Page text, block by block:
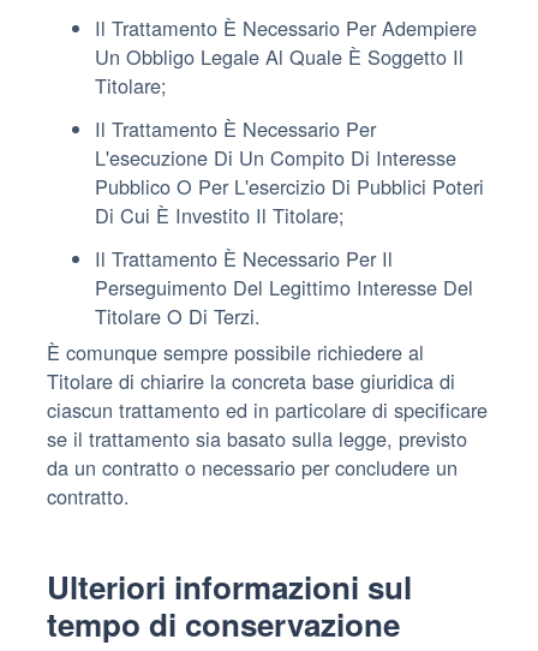
Il Trattamento È Necessario Per Adempiere
Un Obbligo Legale Al Quale È Soggetto Il
Titolare;
Il Trattamento È Necessario Per
L'esecuzione Di Un Compito Di Interesse
Pubblico O Per L'esercizio Di Pubblici Poteri
Di Cui È Investito Il Titolare;
Il Trattamento È Necessario Per Il
Perseguimento Del Legittimo Interesse Del
Titolare O Di Terzi.
È comunque sempre possibile richiedere al
Titolare di chiarire la concreta base giuridica di
ciascun trattamento ed in particolare di specificare
se il trattamento sia basato sulla legge, previsto
da un contratto o necessario per concludere un
contratto.
Ulteriori informazioni sul
tempo di conservazione